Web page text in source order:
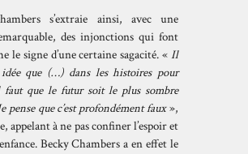
s’extraie ainsi, avec une
des injonctions qui font
le signe d’une certaine sagacité. « Il
que (…) dans les histoires pour
faut que le futur soit le plus sombre
pense que c’est profondément faux»,
appelant à ne pas confiner l’espoir et
Becky Chambers a en effet le